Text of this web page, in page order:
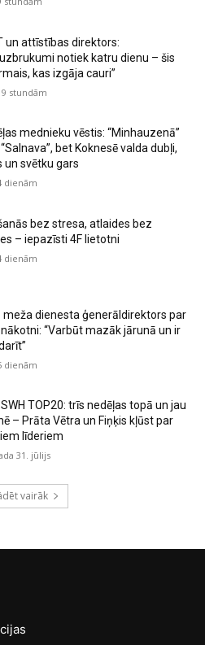
un attīstības direktors:
notiek katru dienu – šis
kas izgāja cauri”
stundām
mednieku vēstis: “Minhauzenā”
bet Koknesē valda dubļi,
un svētku gars
dienām
bez stresa, atlaides bez
– iepazīsti 4F lietotni
dienām
meža dienesta ģenerāldirektors par
“Varbūt mazāk jārunā un ir
dienām
TOP20: trīs nedēļas topā un jau
– Prāta Vētra un Fiņķis kļūst par
līderiem
31. jūlijs
vairāk